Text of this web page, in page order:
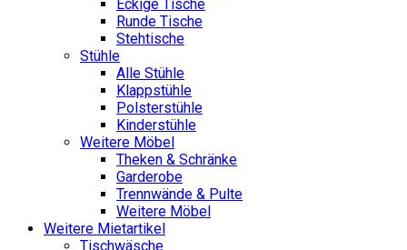
Eckige Tische
Runde Tische
Stehtische
Stühle
Alle Stühle
Klappstühle
Polsterstühle
Kinderstühle
Weitere Möbel
Theken & Schränke
Garderobe
Trennwände & Pulte
Weitere Möbel
Weitere Mietartikel
Tischwäsche